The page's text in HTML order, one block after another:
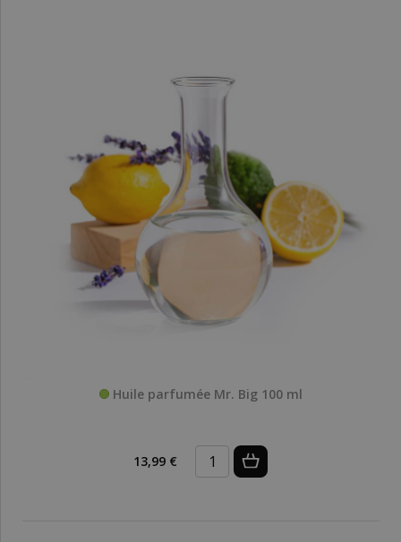
Huile parfumée Mr. Big 100 ml
13,99 €